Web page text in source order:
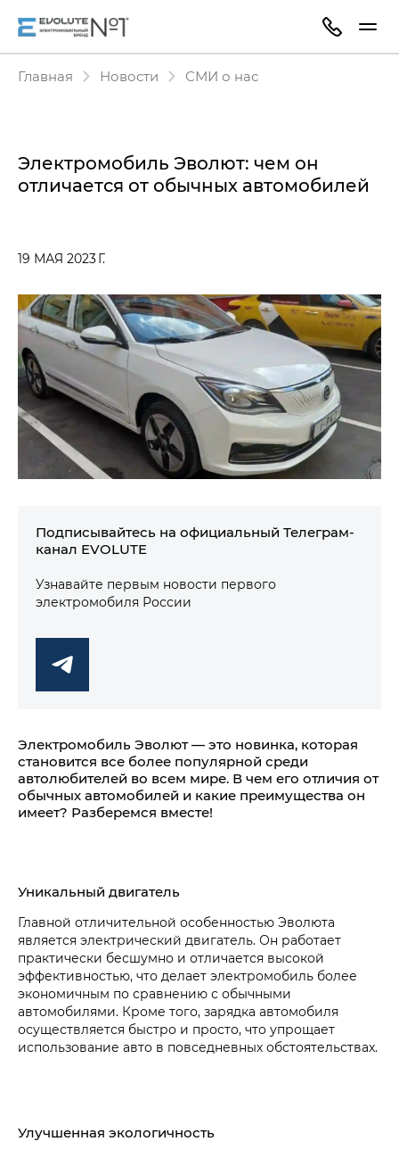
Главная Новости СМИ о нас
Электромобиль Эволют: чем он
отличается от обычных автомобилей
19 МАЯ 2023 Г.
Подписывайтесь на официальный Телеграм-
канал EVOLUTE
Узнавайте первым новости первого
электромобиля России
Электромобиль Эволют — это новинка, которая
становится все более популярной среди
автолюбителей во всем мире. В чем его отличия от
обычных автомобилей и какие преимущества он
имеет? Разберемся вместе!
Уникальный двигатель
Главной отличительной особенностью Эволюта
является электрический двигатель. Он работает
практически бесшумно и отличается высокой
эффективностью, что делает электромобиль более
экономичным по сравнению с обычными
автомобилями. Кроме того, зарядка автомобиля
осуществляется быстро и просто, что упрощает
использование авто в повседневных обстоятельствах.
Улучшенная экологичность